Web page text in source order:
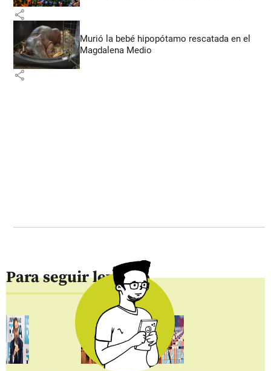
share
Murió la bebé hipopótamo rescatada en el
Magdalena Medio
share
Para seguir leyendo